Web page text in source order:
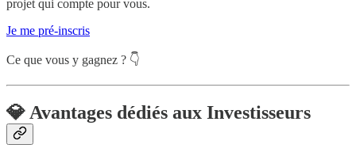
projet qui compte pour vous.
Je me pré-inscris
Ce que vous y gagnez ? 👇
💎 Avantages dédiés aux Investisseurs